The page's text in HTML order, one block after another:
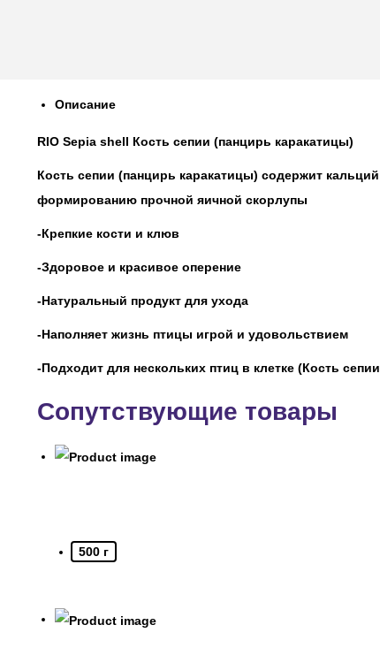
Описание
RIO Sepia shell Кость сепии (панцирь каракатицы)
Кость сепии (панцирь каракатицы) содержит
формированию прочной яичной скорлупы
-Крепкие кости и клюв
-Здоровое и красивое оперение
-Натуральный продукт для ухода
-Наполняет жизнь птицы игрой и удовольствием
-Подходит для нескольких птиц в клетке (Кость
Сопутствующие товары
500 г